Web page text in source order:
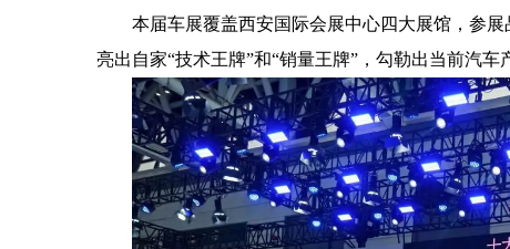
本届车展覆盖西安国际会展中心四大展馆，参
亮出自家“技术王牌”和“销量王牌”，勾勒出当前汽车